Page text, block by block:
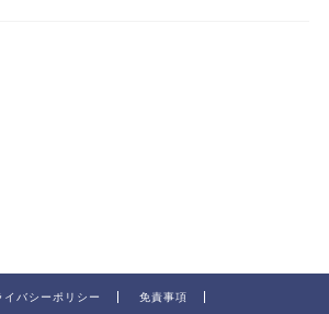
イバシーポリシー 免責事項